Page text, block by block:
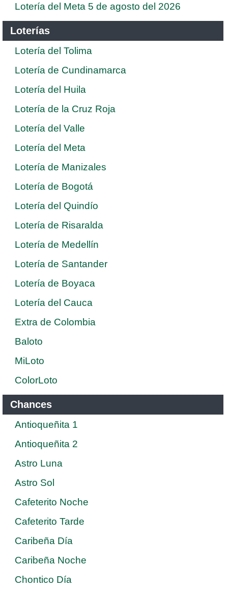
Lotería del Meta 5 de agosto del 2026
Loterías
Lotería del Tolima
Lotería de Cundinamarca
Lotería del Huila
Lotería de la Cruz Roja
Lotería del Valle
Lotería del Meta
Lotería de Manizales
Lotería de Bogotá
Lotería del Quindío
Lotería de Risaralda
Lotería de Medellín
Lotería de Santander
Lotería de Boyaca
Lotería del Cauca
Extra de Colombia
Baloto
MiLoto
ColorLoto
Chances
Antioqueñita 1
Antioqueñita 2
Astro Luna
Astro Sol
Cafeterito Noche
Cafeterito Tarde
Caribeña Día
Caribeña Noche
Chontico Día